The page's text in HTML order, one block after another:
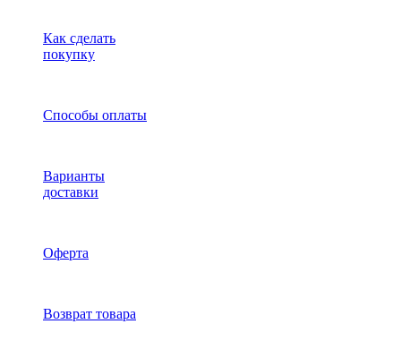
Как сделать
покупку
Способы оплаты
Варианты
доставки
Оферта
Возврат товара